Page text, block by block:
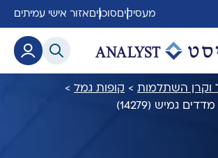
מעסיקים סוכנים אזור אישי עמיתים
וקרן השתלמות > קופות גמל >
גמיש (14279)